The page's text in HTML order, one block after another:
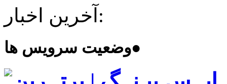
آخرین اخبار:
وضعیت سرویس ها●